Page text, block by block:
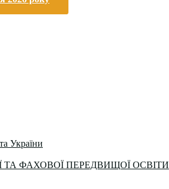
України
ФАХОВОЇ ПЕРЕДВИЩОЇ ОСВІТИ